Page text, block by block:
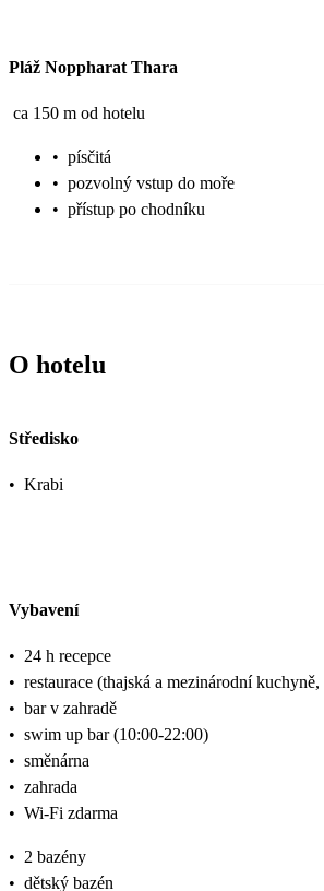
Pláž Noppharat Thara
ca 150 m od hotelu
• písčitá
• pozvolný vstup do moře
• přístup po chodníku
O hotelu
Středisko
• Krabi
Vybavení
• 24 h recepce
• restaurace (thajská a mezinárodní
• bar v zahradě
• swim up bar (10:00-22:00)
• směnárna
• zahrada
• Wi-Fi zdarma
• 2 bazény
• dětský bazén